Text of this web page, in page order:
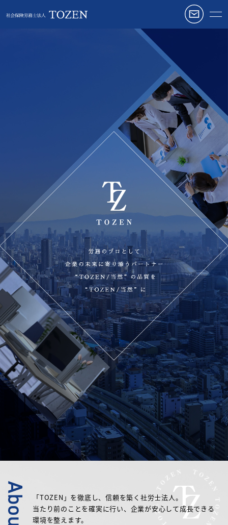
「TOZEN」を徹底し、信頼を築く社労士法人。
当たり前のことを確実に行い、企業が安心して成長できる
環境を整えます。